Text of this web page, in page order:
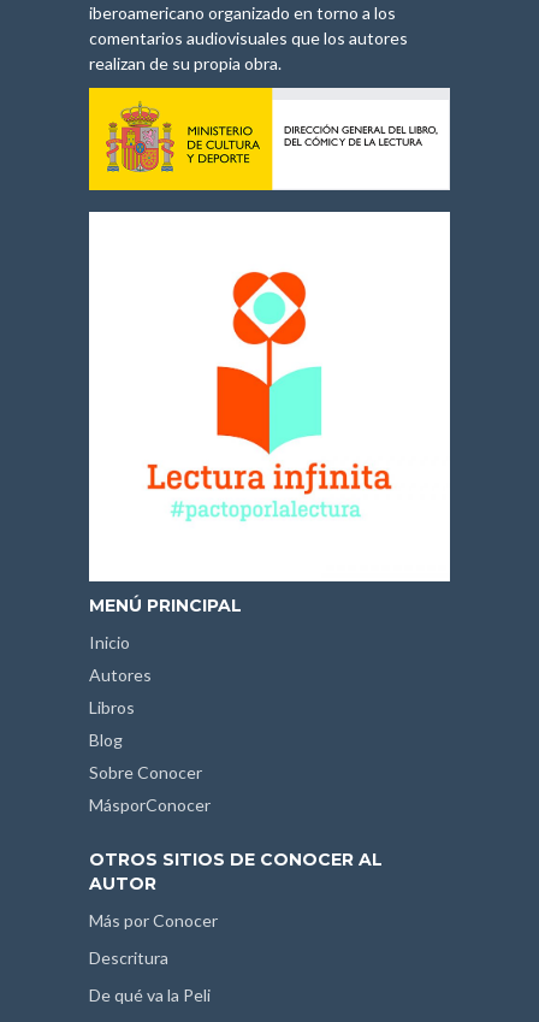
iberoamericano organizado en torno a los
comentarios audiovisuales que los autores
realizan de su propia obra.
MENÚ PRINCIPAL
Inicio
Autores
Libros
Blog
Sobre Conocer
MásporConocer
OTROS SITIOS DE CONOCER AL
AUTOR
Más por Conocer
Descritura
De qué va la Peli